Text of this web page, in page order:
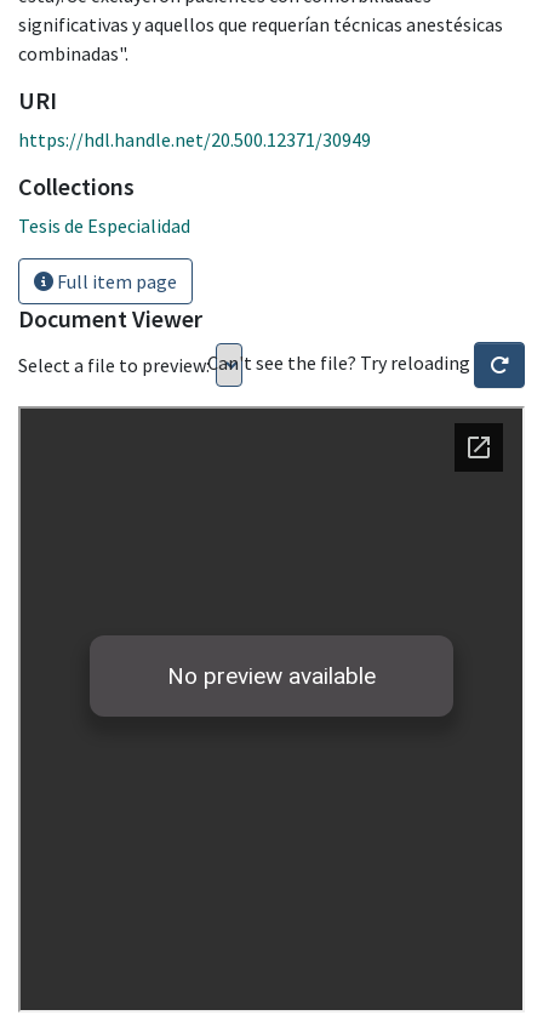
significativas y aquellos que requerían técnicas anestésicas
combinadas".
URI
https://hdl.handle.net/20.500.12371/30949
Collections
Tesis de Especialidad
Full item page
Document Viewer
Select a file to preview:Can't see the file? Try reloading